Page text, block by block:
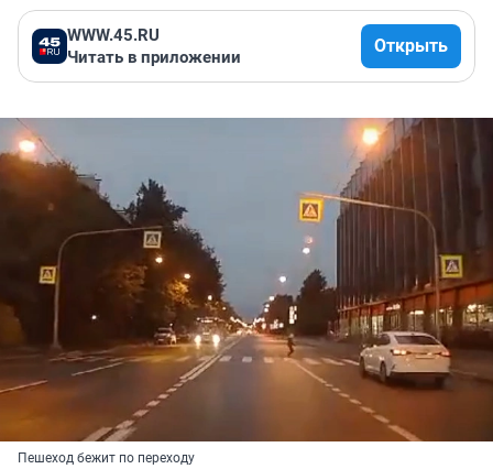
WWW.45.RU
Читать в приложении
Открыть
Пешеход бежит по переходу